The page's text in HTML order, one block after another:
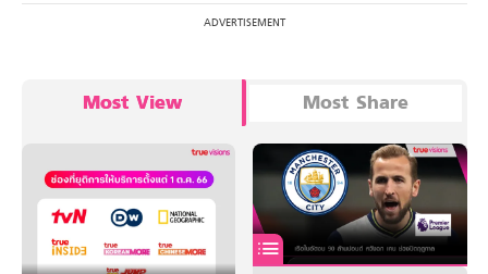
Most View Most Share